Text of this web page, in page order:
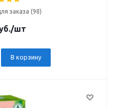
заказа (98)
/шт
В корзину